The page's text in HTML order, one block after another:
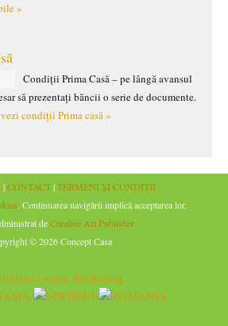
»
Condiții Prima Casă – pe lângă avansul
să prezentați băncii o serie de documente.
vezi condiții Prima casă »
|CONTACT|TERMENI ȘI CONDIȚII
. Continuarea navigării implică acceptarea lor.
deCreative Art Publisher
© 2026 Concept Casa